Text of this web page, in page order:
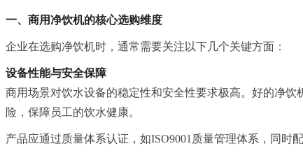
一、商用净饮机的核心选购维度
企业在选购净饮机时，通常需要关注以下几个关键方面：
设备性能与安全保障
商用场景对饮水设备的稳定性和安全性要求极高。好的净
险，保障员工的饮水健康。
产品应通过质量体系认证，如ISO9001质量管理体系，同时